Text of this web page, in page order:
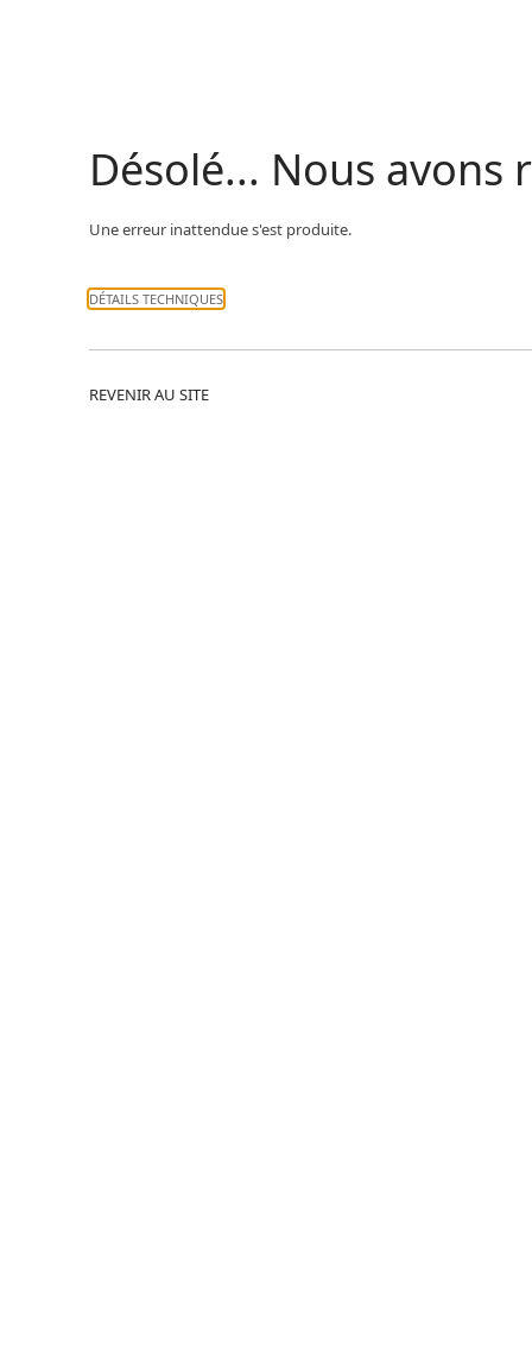
Désolé... Nous
Une erreur inattendue s'est produite.
DÉTAILS TECHNIQUES
REVENIR AU SITE